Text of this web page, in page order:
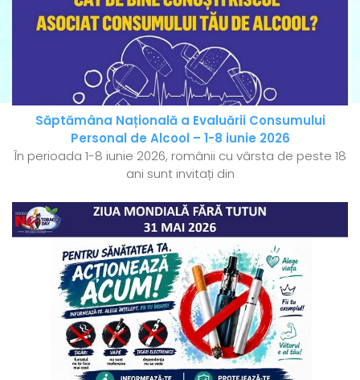
Săptămâna Națională a Evaluării Consumului
Personal de Alcool – 1-8 iunie 2026
În perioada 1-8 iunie 2026, românii cu vârsta de peste 18
ani sunt invitați din